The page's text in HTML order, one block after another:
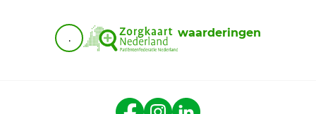
. waarderingen